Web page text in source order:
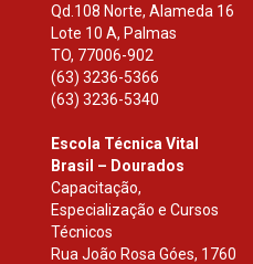
Qd.108 Norte, Alameda 16
Lote 10 A, Palmas
TO, 77006-902
(63) 3236-5366
(63) 3236-5340
Escola Técnica Vital
Brasil – Dourados
Capacitação,
Especialização e Cursos
Técnicos
Rua João Rosa Góes, 1760